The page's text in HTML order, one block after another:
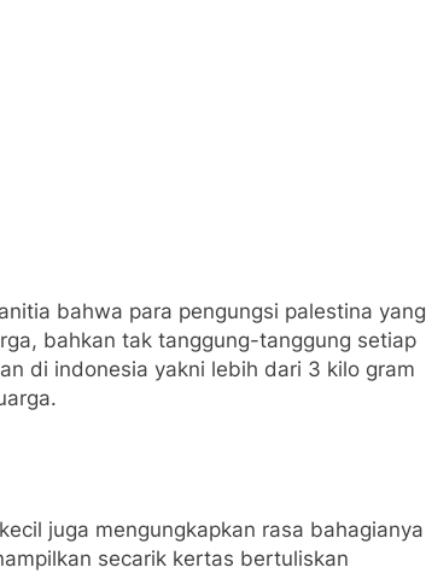
bahwa para pengungsi palestina yang
bahkan tak tanggung-tanggung setiap
di indonesia yakni lebih dari 3 kilo gram
juga mengungkapkan rasa bahagianya
secarik kertas bertuliskan